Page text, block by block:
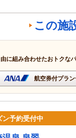
この施
に組み合わせたおトクな
航空券付プラ
予約受付中